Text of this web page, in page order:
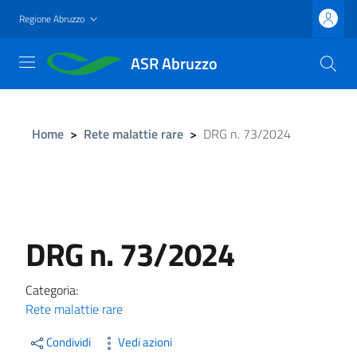
principale
Regione Abruzzo
ASR Abruzzo
Home > Rete malattie rare > DRG n. 73/2024
DRG n. 73/2024
Categoria:
Rete malattie rare
Condividi Vedi azioni